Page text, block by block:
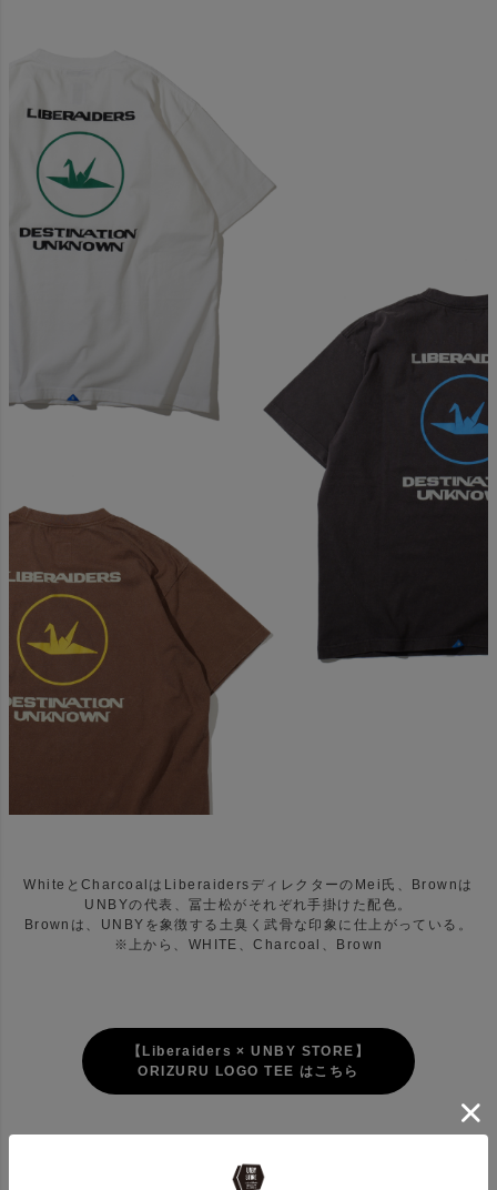
WhiteとCharcoalはLiberaidersディレクターのMei氏、Brownは
UNBYの代表、冨士松がそれぞれ手掛けた配色。
Brownは、UNBYを象徴する土臭く武骨な印象に仕上がっている。
※上から、WHITE、Charcoal、Brown
【Liberaiders × UNBY STORE】
ORIZURU LOGO TEE はこちら